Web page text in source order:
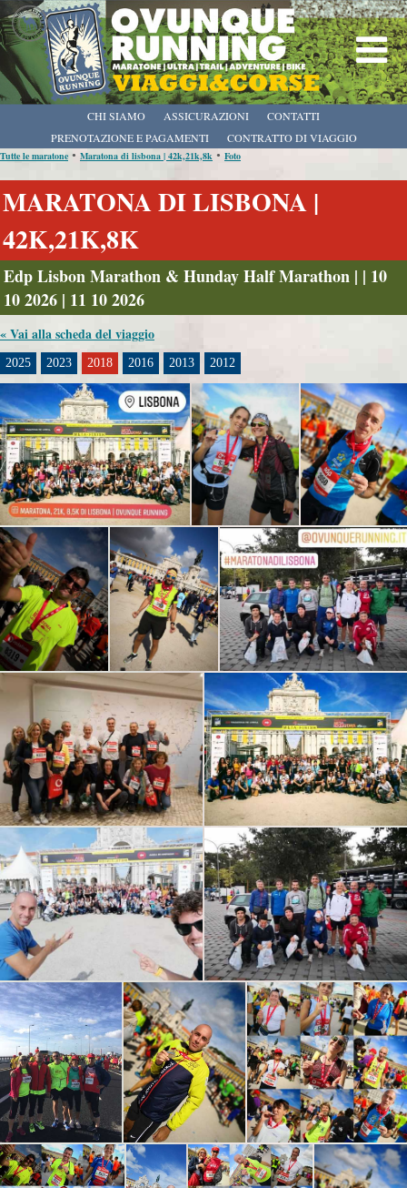
CHI SIAMO
PRENOTAZIONE E PAGAMENTI
CONTRATTO DI VIAGGIO
ASSICURAZIONI CONTATTI
Tutte le maratone • Maratona di lisbona | 42k,21k,8k • Foto
MARATONA DI LISBONA |
42K,21K,8K
Edp Lisbon Marathon & Hunday Half Marathon | | 10
10 2026 | 11 10 2026
« Vai alla scheda del viaggio
2025 2023 2018 2016 2013 2012